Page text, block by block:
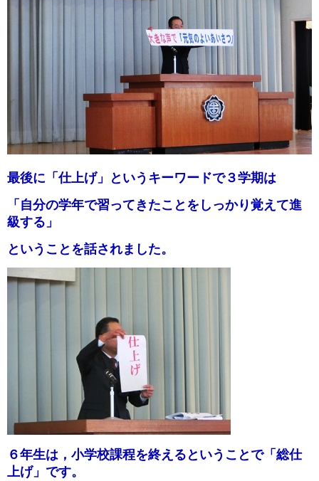
最後に「仕上げ」というキーワードで３学期は
「自分の学年で習ってきたことをしっかり覚えて進
級する」
ということを話されました。
６年生は，小学校課程を終えるということで「総仕
上げ」です。